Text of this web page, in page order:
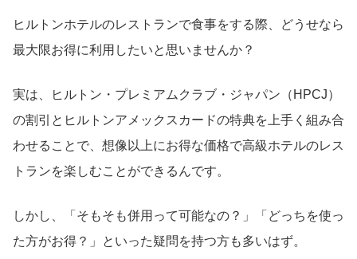
ヒルトンホテルのレストランで食事をする際、どうせなら
最大限お得に利用したいと思いませんか？
実は、ヒルトン・プレミアムクラブ・ジャパン（HPCJ）
の割引とヒルトンアメックスカードの特典を上手く組み合
わせることで、想像以上にお得な価格で高級ホテルのレス
トランを楽しむことができるんです。
しかし、「そもそも併用って可能なの？」「どっちを使っ
た方がお得？」といった疑問を持つ方も多いはず。